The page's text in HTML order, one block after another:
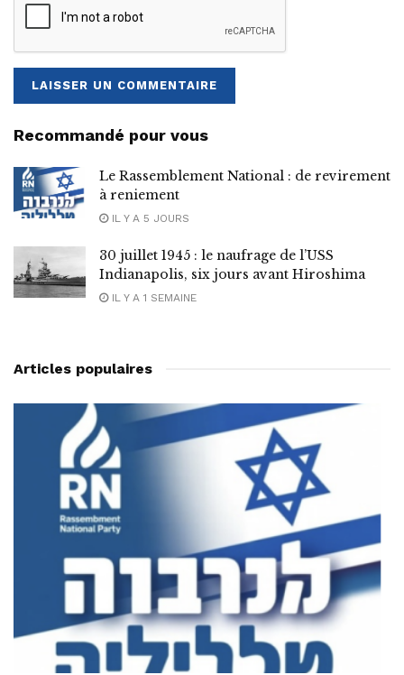
Recommandé pour vous
Le Rassemblement National : de revirement
à reniement
IL Y A 5 JOURS
30 juillet 1945 : le naufrage de l’USS
Indianapolis, six jours avant Hiroshima
IL Y A 1 SEMAINE
Articles populaires